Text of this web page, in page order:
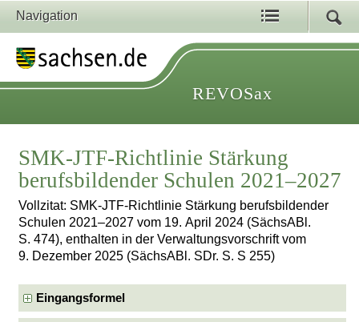
Navigation
REVOSax
SMK-JTF-Richtlinie Stärkung
berufsbildender Schulen 2021–2027
Vollzitat: SMK-JTF-Richtlinie Stärkung berufsbildender
Schulen 2021–2027 vom 19. April 2024 (SächsABl.
S. 474), enthalten in der Verwaltungsvorschrift vom
9. Dezember 2025 (SächsABl. SDr. S. S 255)
Eingangsformel